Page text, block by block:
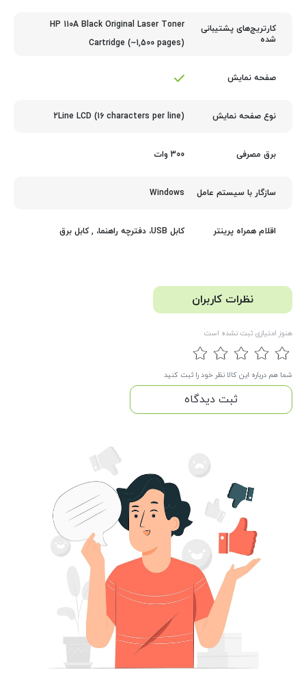
کارتریج‌های پشتیبانی
شده
HP 110A Black Original Laser Toner
Cartridge (~1,500 pages)
صفحه نمایش
نوع صفحه نمایش 2Line LCD (16 characters per line)
برق مصرفی 300 وات
سازگار با سیستم عامل Windows
اقلام همراه پرینتر کابل USB، دفترچه راهنما، , کابل برق
نظرات کاربران
هنوز امتیازی ثبت نشده است
شما هم درباره این کالا نظر خود را ثبت کنید
ثبت دیدگاه